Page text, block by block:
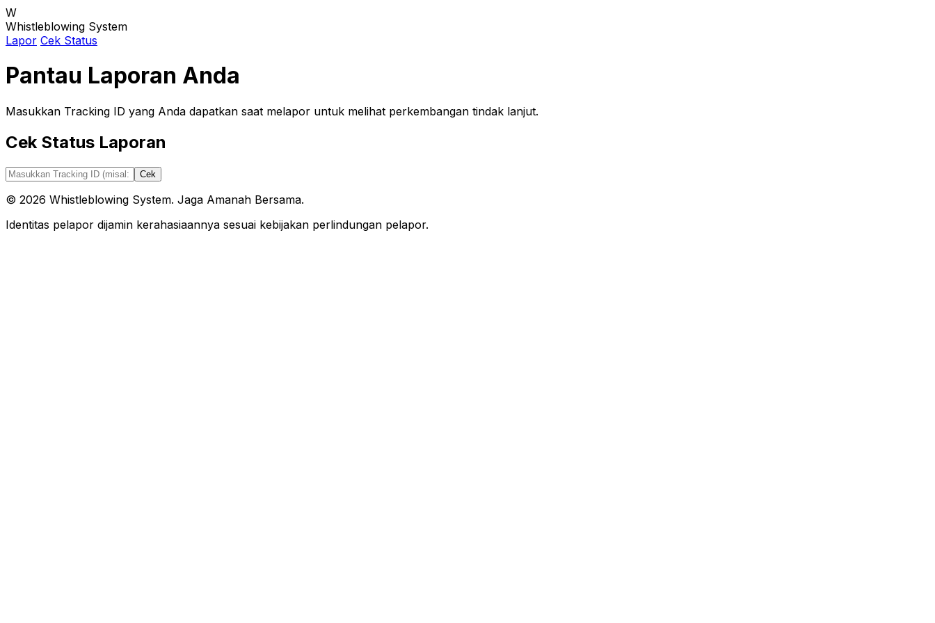
W
Whistleblowing System
Lapor Cek Status
Pantau Laporan Anda
Masukkan Tracking ID yang Anda dapatkan saat melapor untuk melihat perkembangan tindak lanjut.
Cek Status Laporan
Cek
© 2026 Whistleblowing System. Jaga Amanah Bersama.
Identitas pelapor dijamin kerahasiaannya sesuai kebijakan perlindungan pelapor.